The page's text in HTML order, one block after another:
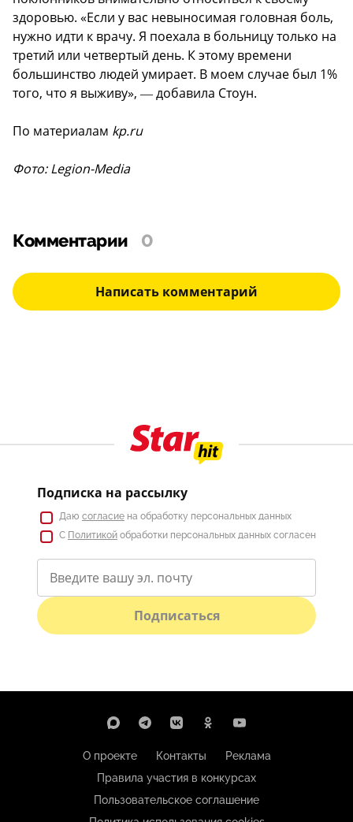
здоровью. «Если у вас невыносимая головная боль,
нужно идти к врачу. Я поехала в больницу только на
третий или четвертый день. К этому времени
большинство людей умирает. В моем случае был 1%
того, что я выживу», ― добавила Стоун.
По материалам kp.ru
Фото: Legion-Media
Комментарии 0
Написать комментарий
Подписка на рассылку
Даю согласие на обработку персональных данных
С Политикой обработки персональных данных согласен
Подписаться
О проекте Контакты
Реклама
Правила участия в конкурсах
Пользовательское соглашение